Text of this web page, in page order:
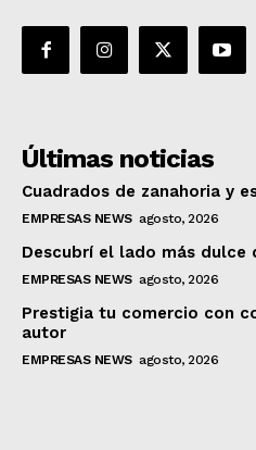
Últimas noticias
Cuadrados de zanahoria y
EMPRESAS NEWS agosto, 2026
Descubrí el lado más dulce
EMPRESAS NEWS agosto, 2026
Prestigia tu comercio con
autor
EMPRESAS NEWS agosto, 2026